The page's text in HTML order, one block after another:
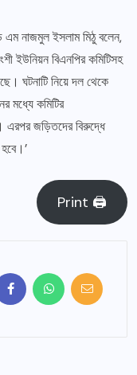
নাজমুল ইসলাম মিঠু বলেন,
ইউনিয়ন বিএনপির কমিটিসহ
ঘটনাটি নিয়ে দল থেকে
মধ্যে কমিটির
এরপর জড়িতদের বিরুদ্ধে
Print 🖨